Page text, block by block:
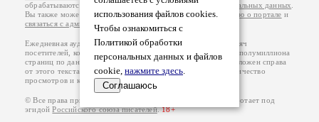
использования файлов cookies.
Чтобы ознакомиться с
Политикой обработки
персональных данных и файлов
cookie, нажмите здесь.
Соглашаюсь
обрабатываются на основанииПолитики обработки персональных данных
Вы также можете посмотреть более подробнуюинформацию о портале и
связаться с администрацией
Ежедневная аудитория портала Проза.ру – порядка 100 тысяч
посетителей, которые в общей сумме просматривают более полумиллиона
страниц по данным счетчика посещаемости, который расположен справа
от этого текста. В каждой графе указано по две цифры: количество
просмотров и количество посетителей.
© Все права принадлежат авторам, 2000-2026. Портал работает под
эгидойРоссийского союза писателей.18+